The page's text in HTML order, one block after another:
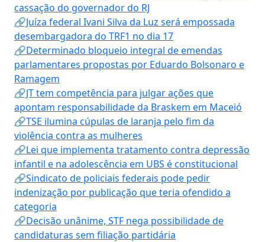
cassação do governador do RJ
🔗Juíza federal Ivani Silva da Luz será empossada
desembargadora do TRF1 no dia 17
🔗Determinado bloqueio integral de emendas
parlamentares propostas por Eduardo Bolsonaro e
Ramagem
🔗JT tem competência para julgar ações que
apontam responsabilidade da Braskem em Maceió
🔗TSE ilumina cúpulas de laranja pelo fim da
violência contra as mulheres
🔗Lei que implementa tratamento contra depressão
infantil e na adolescência em UBS é constitucional
🔗Sindicato de policiais federais pode pedir
indenização por publicação que teria ofendido a
categoria
🔗Decisão unânime, STF nega possibilidade de
candidaturas sem filiação partidária